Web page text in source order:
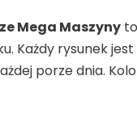
Mega Maszyny
Każdy rysunek
porze dnia.